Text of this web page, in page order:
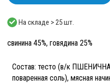
На складе > 25 шт.
свинина 45%, говядина 25%
Состав: тесто (в/к
поваренная соль), мясная